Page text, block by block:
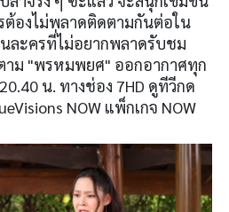
องไม่พลาดติดตามกันต่อใน
ะครที่ไม่อยากพลาดรับชม
าม "พรหมพยศ" ออกอากาศทุก
น. ทางช่อง 7HD ดูทีวีกด
NOW แพ็กเกจ NOW